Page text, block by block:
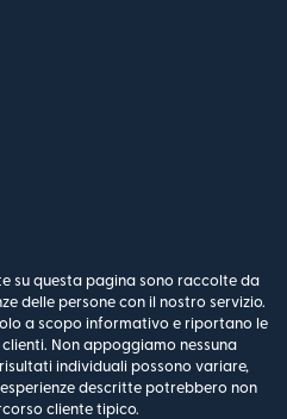
su questa pagina sono raccolte da
delle persone con il nostro servizio.
a scopo informativo e riportano le
Non appoggiamo nessuna
individuali possono variare,
descritte potrebbero non
cliente tipico.